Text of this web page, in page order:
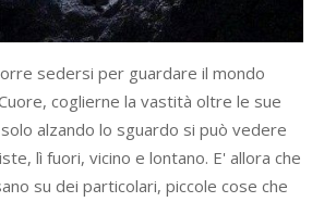
sedersi per guardare il mondo
coglierne la vastità oltre le sue
alzando lo sguardo si può vedere
lì fuori, vicino e lontano. E' allora che
su dei particolari, piccole cose che